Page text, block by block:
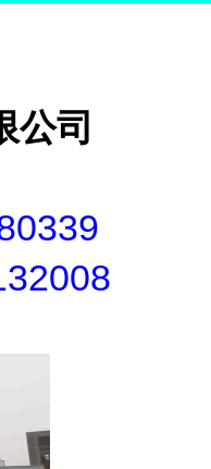
公司